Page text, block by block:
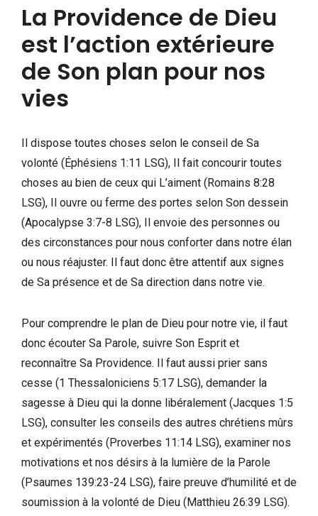
La Providence de Dieu
est l’action extérieure
de Son plan pour nos
vies
Il dispose toutes choses selon le conseil de Sa
volonté (Éphésiens 1:11 LSG), Il fait concourir toutes
choses au bien de ceux qui L’aiment (Romains 8:28
LSG), Il ouvre ou ferme des portes selon Son dessein
(Apocalypse 3:7-8 LSG), Il envoie des personnes ou
des circonstances pour nous conforter dans notre élan
ou nous réajuster. Il faut donc être attentif aux signes
de Sa présence et de Sa direction dans notre vie.
Pour comprendre le plan de Dieu pour notre vie, il faut
donc écouter Sa Parole, suivre Son Esprit et
reconnaître Sa Providence. Il faut aussi prier sans
cesse (1 Thessaloniciens 5:17 LSG), demander la
sagesse à Dieu qui la donne libéralement (Jacques 1:5
LSG), consulter les conseils des autres chrétiens mûrs
et expérimentés (Proverbes 11:14 LSG), examiner nos
motivations et nos désirs à la lumière de la Parole
(Psaumes 139:23-24 LSG), faire preuve d’humilité et de
soumission à la volonté de Dieu (Matthieu 26:39 LSG).